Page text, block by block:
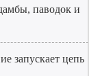
паводок и
запускает цепь